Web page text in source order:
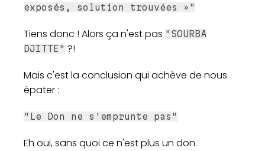
exposés, solution trouvées »"
Tiens donc ! Alors ça n'est pas "SOURBA
DJITTE" ?!
Mais c'est la conclusion qui achève de nous
épater :
"Le Don ne s'emprunte pas"
Eh oui, sans quoi ce n'est plus un don.